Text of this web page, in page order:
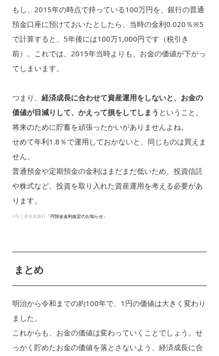
もし、2015年の時点で持っている100万円を、銀行の普通
預金口座に預けておいたとしたら、当時の金利0.020％※5
で計算すると、5年後には100万1,000円です（税引き
前）。これでは、2015年当時よりも、お金の価値が下がっ
てしまいます。
つまり、 経済成長に合わせて資産運用をしないと、お金の
価値が目減りして、かえって損をしてしまう ということ。
将来のために貯蓄を頑張ったかいがありませんよね。
せめて年利1.8％で運用しておかないと、同じものは買えま
せん。
普通預金や定期預金の金利はまだまだ低いため、投資信託
や株式など、投資を取り入れた資産運用を考える必要があ
ります。
※5:三井住友銀行 「円預金金利改定のお知らせ」
まとめ
明治から令和までの約100年で、1円の価値は大きく変わり
ました。
これからも、お金の価値は変わっていくことでしょう。せ
っかく貯めたお金の価値を落とさないよう、経済成長に合